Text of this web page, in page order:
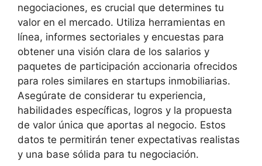
negociaciones, es crucial que determines tu
valor en el mercado. Utiliza herramientas en
línea, informes sectoriales y encuestas para
obtener una visión clara de los salarios y
paquetes de participación accionaria ofrecidos
para roles similares en startups inmobiliarias.
Asegúrate de considerar tu experiencia,
habilidades específicas, logros y la propuesta
de valor única que aportas al negocio. Estos
datos te permitirán tener expectativas realistas
y una base sólida para tu negociación.